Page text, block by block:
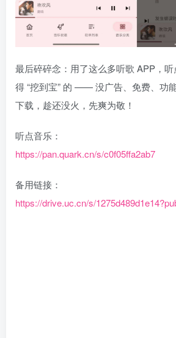
最后碎碎念：用了这么多听歌 APP，
得 “挖到宝” 的 —— 没广告、免费、功
下载，趁还没火，先爽为敬！
听点音乐：
https://pan.quark.cn/s/c0f05ffa2ab7
备用链接：
https://drive.uc.cn/s/